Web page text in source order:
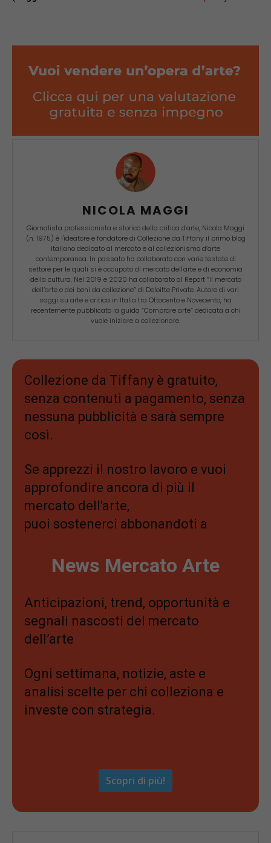
NICOLA MAGGI
Giornalista professionista e storico della critica d'arte, Nicola Maggi
(n. 1975) è l'ideatore e fondatore di Collezione da Tiffany il primo blog
italiano dedicato al mercato e al collezionismo d’arte
contemporanea. In passato ha collaborato con varie testate di
settore per le quali si è occupato di mercato dell'arte e di economia
della cultura. Nel 2019 e 2020 ha collaborato al Report “Il mercato
dell’arte e dei beni da collezione” di Deloitte Private. Autore di vari
saggi su arte e critica in Italia tra Ottocento e Novecento, ha
recentemente pubblicato la guida “Comprare arte” dedicata a chi
vuole iniziare a collezionare.
Collezione da Tiffany è gratuito,
senza contenuti a pagamento, senza
nessuna pubblicità e sarà sempre
così.
Se apprezzi il nostro lavoro e vuoi
approfondire ancora di più il
mercato dell'arte,
puoi sostenerci abbonandoti a
News Mercato Arte
Anticipazioni, trend, opportunità e
segnali nascosti del mercato
dell’arte
Ogni settimana, notizie, aste e
analisi scelte per chi colleziona e
investe con strategia.
Scopri di più!